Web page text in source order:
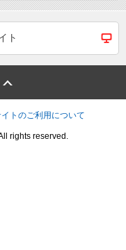
ト
トのご利用について
rights reserved.